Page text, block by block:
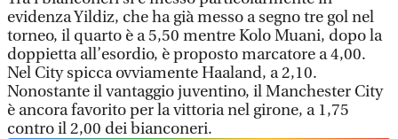
evidenza Yildiz, che ha già messo a segno tre gol nel
torneo, il quarto è a 5,50 mentre Kolo Muani, dopo la
doppietta all’esordio, è proposto marcatore a 4,00.
Nel City spicca ovviamente Haaland, a 2,10.
Nonostante il vantaggio juventino, il Manchester City
è ancora favorito per la vittoria nel girone, a 1,75
contro il 2,00 dei bianconeri.